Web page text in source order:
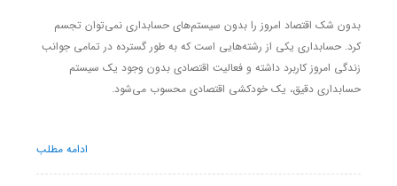
بدون شک اقتصاد امروز را بدون سیستم‌های حسابداری نمی‌توان تجسم
کرد. حسابداری یکی از رشته‌هایی است که به طور گسترده در تمامی جوانب
زندگی امروز کاربرد داشته و فعالیت اقتصادی بدون وجود یک سیستم
حسابداری دقیق، یک خودکشی اقتصادی محسوب می‌شود.
ادامه مطلب